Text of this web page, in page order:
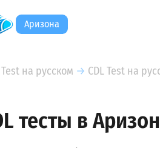
Аризона
Test на русском → CDL Test на
тесты в